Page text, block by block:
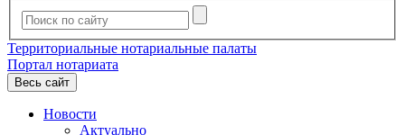
Территориальные нотариальные палаты
Портал нотариата
Весь сайт
Новости
Актуально